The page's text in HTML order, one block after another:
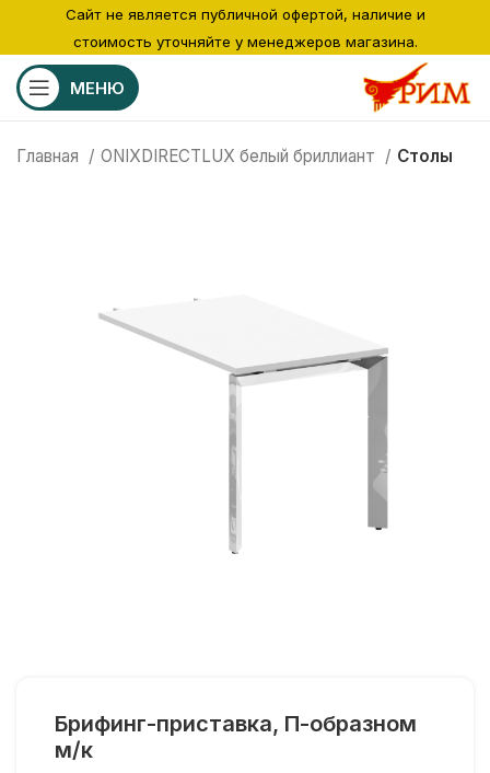
МЕНЮ
Главная ONIXDIRECTLUX белый бриллиант Столы
Брифинг-приставка, П-образном
м/к
Сайт не является публичной офертой, наличие и
стоимость уточняйте у менеджеров магазина.